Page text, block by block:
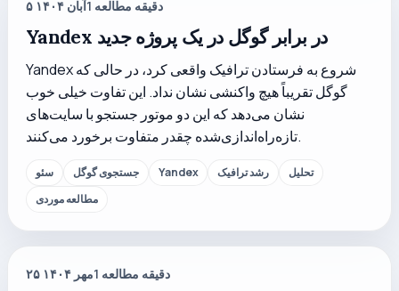
۵ آبان ۱۴۰۴1 دقیقه مطالعه
Yandex در برابر گوگل در یک پروژه جدید
Yandex شروع به فرستادن ترافیک واقعی کرد، در حالی که
گوگل تقریباً هیچ واکنشی نشان نداد. این تفاوت خیلی خوب
نشان می‌دهد که این دو موتور جستجو با سایت‌های
تازه‌راه‌اندازی‌شده چقدر متفاوت برخورد می‌کنند.
سئو جستجوی گوگل Yandex رشد ترافیک
تحلیل
مطالعه موردی
۲۵ مهر ۱۴۰۴1 دقیقه مطالعه